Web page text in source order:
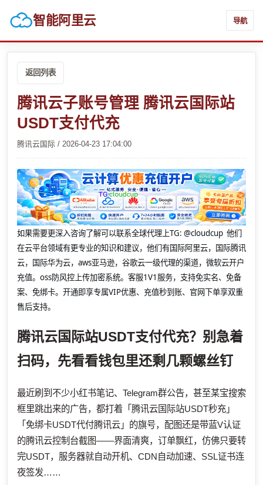
智能阿里云 导航
返回列表
腾讯云子账号管理 腾讯云国际站
USDT支付代充
腾讯云国际 / 2026-04-23 17:04:00
如果需要更深入咨询了解可以联系全球代理上TG: @cloudcup 他们
在云平台领域有更专业的知识和建议，他们有国际阿里云，国际腾讯
云，国际华为云，aws亚马逊，谷歌云一级代理的渠道，微软云开户
充值。oss防风控上传加密系统。客服1V1服务，支持免实名、免备
案、免绑卡。开通即享专属VIP优惠、充值秒到账、官网下单享双重
售后支持。
腾讯云国际站USDT支付代充？别急着
扫码，先看看钱包里还剩几颗螺丝钉
最近刷到不少小红书笔记、Telegram群公告，甚至某宝搜索
框里跳出来的广告，都打着「腾讯云国际站USDT秒充」
「免绑卡USDT代付腾讯云」的旗号，配图还是带蓝V认证
的腾讯云控制台截图——界面清爽，订单飘红，仿佛只要转
完USDT，服务器就自动开机、CDN自动加速、SSL证书连
夜签发……